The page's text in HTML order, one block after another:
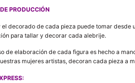
PRODUCCIÓN
el decorado de cada pieza puede tomar desde
para tallar y decorar cada alebrije.
de elaboración de cada figura es hecho a
mujeres artistas, decoran cada pieza a